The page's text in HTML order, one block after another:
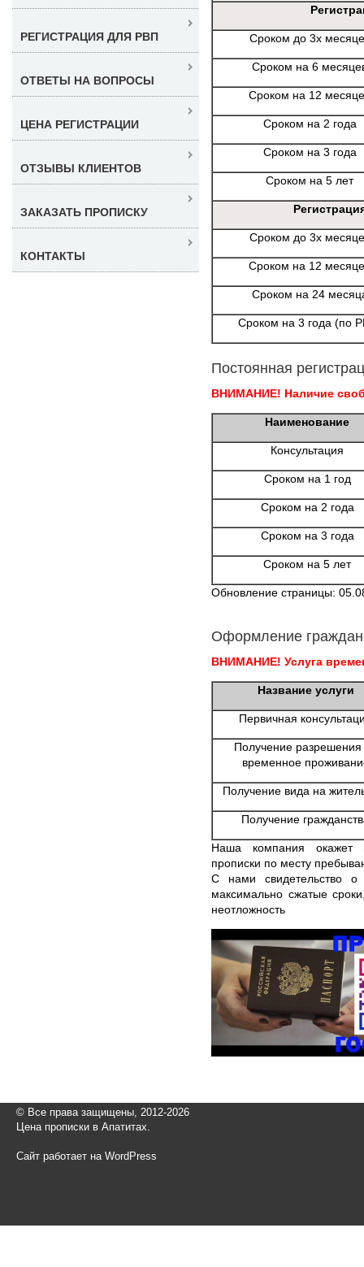
Сроком до 3х
Сроком на 6
Сроком на 12
Сроком на 2 года
Сроком на 3 года
Сроком на 5 лет
Сроком до 3х
Сроком на 12
Сроком на 24
Сроком на 3 года (по
Постоянная
ВНИМАНИЕ! Наличие
Наименование
Консультация
Сроком на 1 год
Сроком на 2 года
Сроком на 3 года
Сроком на 5 лет
Обновление страницы:
Оформление
ВНИМАНИЕ! Услуга
Название услуги
Первичная
Получение разрешения
временное
Получение вида на
Получение
Наша компания
прописки по месту
С нами свидетельство
максимально сжатые
неотложность
РЕГИСТРАЦИЯ ДЛЯ РВП
ОТВЕТЫ НА ВОПРОСЫ
ЦЕНА РЕГИСТРАЦИИ
ОТЗЫВЫ КЛИЕНТОВ
ЗАКАЗАТЬ ПРОПИСКУ
КОНТАКТЫ
© Все права защищены, 2012-2026
Цена прописки в Апатитах.
Сайт работает на WordPress